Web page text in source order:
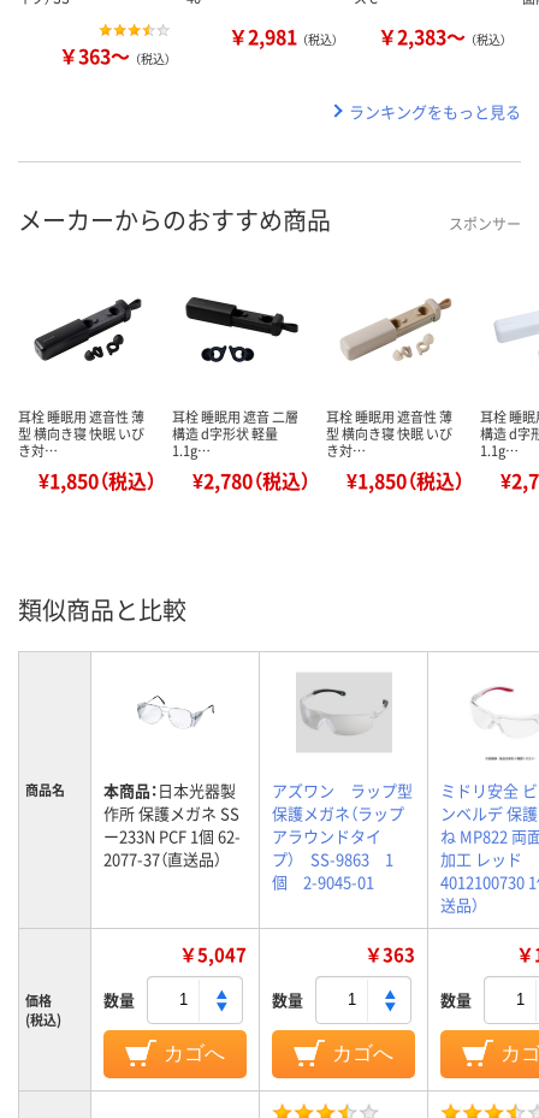
￥363～ （税込）
￥2,981 （税込） ￥2,383～ （税込）
ランキングをもっと見る
メーカーからのおすすめ商品 スポンサー
耳栓 睡眠用 遮音性 薄
型 横向き寝 快眠 いび
き対…
¥1,850（税込）
耳栓 睡眠用 遮音 二層
構造 d字形状 軽量
1.1g…
¥2,780（税込）
耳栓 睡眠用 遮音性 薄
型 横向き寝 快眠 いび
き対…
¥1,850（税込）
耳栓 睡
構造 d字
1.1g…
類似商品と比較
商品名 本商品：日本光器製
作所 保護メガネ SS
ー233N PCF 1個 62-
2077-37（直送品）
アズワン ラップ型
保護メガネ（ラップ
アラウンドタイ
プ） SS-9863 1
個 2-9045-01
ミドリ安全
ンベルデ 保
ね MP822 両
加工 レッド
4012100730 1
送品）
価格
(税込)
￥5,047
数量
カゴへ
￥363
数量
カゴへ
数量
カ